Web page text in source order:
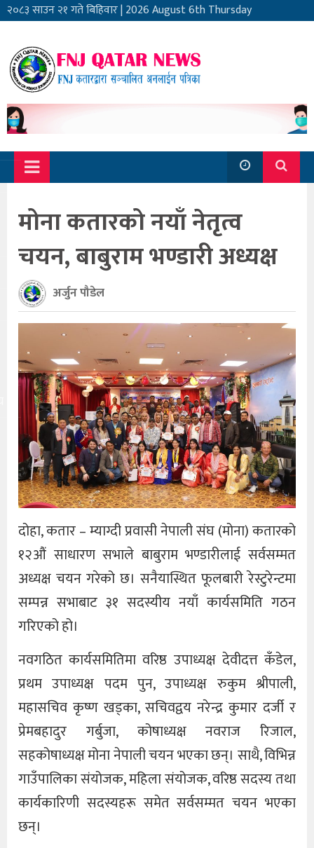
२०८३ साउन २१ गते बिहिवार|2026 August 6th Thursday
मोना कतारको नयाँ नेतृत्व
चयन, बाबुराम भण्डारी अध्यक्ष
अर्जुन पौडेल
दोहा, कतार – म्याग्दी प्रवासी नेपाली संघ (मोना) कतारको
१२औं साधारण सभाले बाबुराम भण्डारीलाई सर्वसम्मत
अध्यक्ष चयन गरेको छ। सनैयास्थित फूलबारी रेस्टुरेन्टमा
सम्पन्न सभाबाट ३१ सदस्यीय नयाँ कार्यसमिति गठन
गरिएको हो।
नवगठित कार्यसमितिमा वरिष्ठ उपाध्यक्ष देवीदत्त कँडेल,
प्रथम उपाध्यक्ष पदम पुन, उपाध्यक्ष रुकुम श्रीपाली,
महासचिव कृष्ण खड्का, सचिवद्वय नरेन्द्र कुमार दर्जी र
प्रेमबहादुर गर्बुजा, कोषाध्यक्ष नवराज रिजाल,
सहकोषाध्यक्ष मोना नेपाली चयन भएका छन्। साथै, विभिन्न
गाउँपालिका संयोजक, महिला संयोजक, वरिष्ठ सदस्य तथा
कार्यकारिणी सदस्यहरू समेत सर्वसम्मत चयन भएका
छन्।